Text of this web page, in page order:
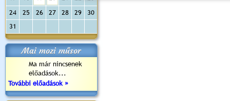
24
25 26 27 28 29
30
31
Mai mozi műsor
Ma már nincsenek
előadások...
További előadások »